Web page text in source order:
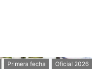
Primera fecha Oficial 2026